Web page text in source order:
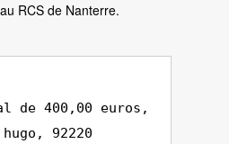
RCS de Nanterre.
de 400,00 euros,
92220